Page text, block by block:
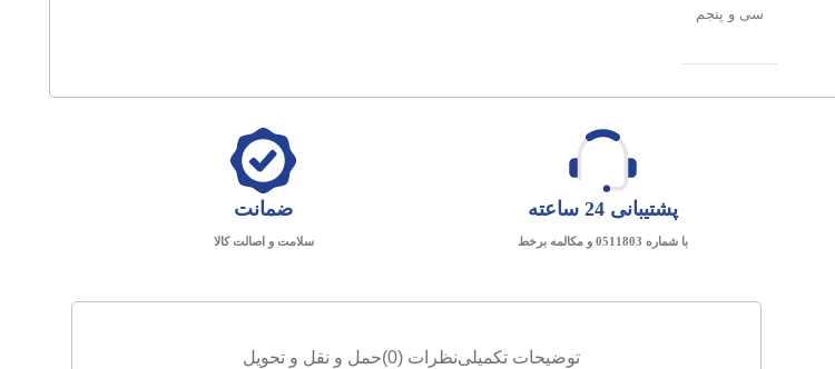
سی و پنجم
پشتیبانی 24 ساعته
با شماره 0511803 و مکالمه برخط
ضمانت
سلامت و اصالت کالا
توضیحات تکمیلینظرات (0) حمل و نقل و تحویل